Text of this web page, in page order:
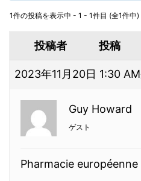
1件の投稿を表示中 - 1 - 1件目 (全1件中)
投稿者 投稿
2023年11月20日 1:30 AM
Guy Howard
ゲスト
Pharmacie européenne